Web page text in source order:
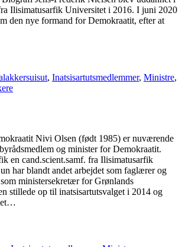
Ilisimatusarfik Universitet i 2016. I juni 2020
den nye formand for Demokraatit, efter at
, Inatsisartutsmedlemmer, Ministre,
Nivi Olsen (født 1985) er nuværende
og minister for Demokraatit.
en cand.scient.samf. fra Ilisimatusarfik
har blandt andet arbejdet som faglærer og
ministersekretær for Grønlands
stillede op til inatsisartutsvalget i 2014 og